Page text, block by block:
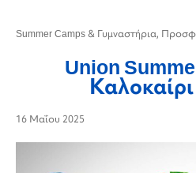
Summer Camps & Γυμναστήρια,
Union
16 Μαΐου 2025